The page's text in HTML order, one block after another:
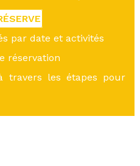
par date et activités
réservation
travers les étapes pour